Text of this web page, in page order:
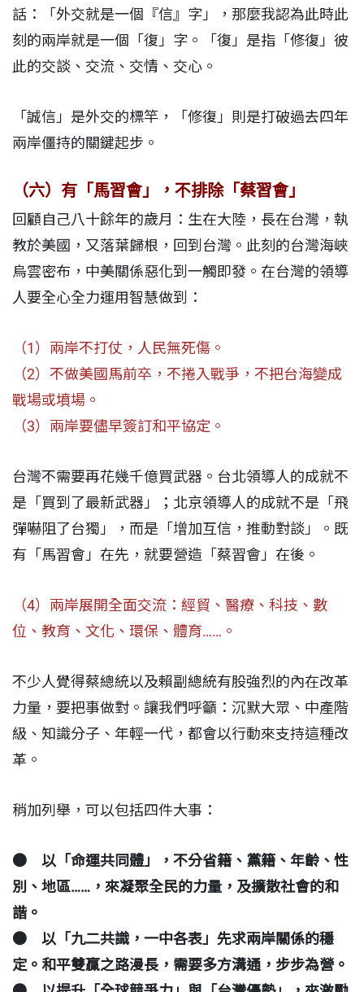
話：「外交就是一個『信』字」，那麼我認為此時此
刻的兩岸就是一個「復」字。「復」是指「修復」彼
此的交談、交流、交情、交心。
「誠信」是外交的標竿，「修復」則是打破過去四年
兩岸僵持的關鍵起步。
（六）有「馬習會」，不排除「蔡習會」
回顧自己八十餘年的歲月：生在大陸，長在台灣，執
教於美國，又落葉歸根，回到台灣。此刻的台灣海峽
烏雲密布，中美關係惡化到一觸即發。在台灣的領導
人要全心全力運用智慧做到：
（1）兩岸不打仗，人民無死傷。
（2）不做美國馬前卒，不捲入戰爭，不把台海變成
戰場或墳場。
（3）兩岸要儘早簽訂和平協定。
台灣不需要再花幾千億買武器。台北領導人的成就不
是「買到了最新武器」；北京領導人的成就不是「飛
彈嚇阻了台獨」，而是「增加互信，推動對談」。既
有「馬習會」在先，就要營造「蔡習會」在後。
（4）兩岸展開全面交流：經貿、醫療、科技、數
位、教育、文化、環保、體育……。
不少人覺得蔡總統以及賴副總統有股強烈的內在改革
力量，要把事做對。讓我們呼籲：沉默大眾、中產階
級、知識分子、年輕一代，都會以行動來支持這種改
革。
稍加列舉，可以包括四件大事：
● 以「命運共同體」，不分省籍、黨籍、年齡、性
別、地區……，來凝聚全民的力量，及擴散社會的和
諧。
● 以「九二共識，一中各表」先求兩岸關係的穩
定。和平雙贏之路漫長，需要多方溝通，步步為營。